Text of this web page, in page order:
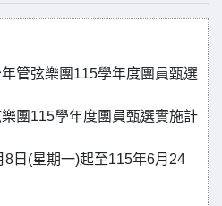
管弦樂團115學年度團員甄選
團115學年度團員甄選實施計
日(星期一)起至115年6月24